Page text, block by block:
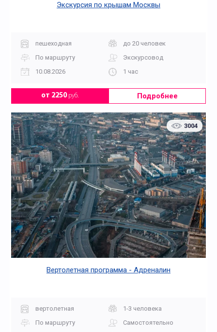
Экскурсия по крышам Москвы
пешеходная
до 20 человек
По маршруту
Экскурсовод
10.08.2026
1 час
от 2250руб. Подробнее
3004
Вертолетная программа - Адреналин
вертолетная
1-3 человека
По маршруту
Самостоятельно